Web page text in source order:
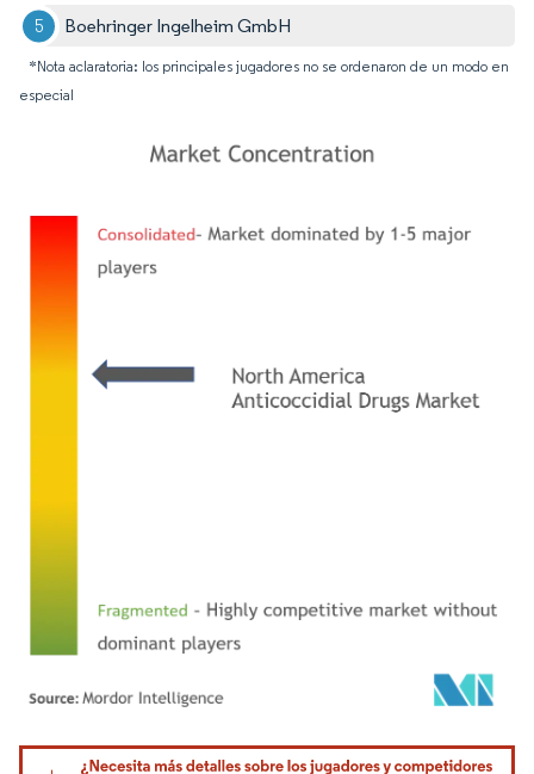
Boehringer Ingelheim GmbH
*Nota aclaratoria: los principales jugadores no se ordenaron de un modo en
especial
Imagen © Mordor Intelligence. El uso requiere atribución según CC BY 4.0.